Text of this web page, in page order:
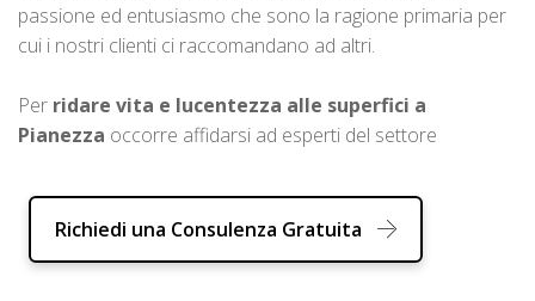
passione ed entusiasmo che sono la ragione primaria per
cui i nostri clienti ci raccomandano ad altri.
Per ridare vita e lucentezza alle superfici a
Pianezza occorre affidarsi ad esperti del settore
Richiedi una Consulenza Gratuita